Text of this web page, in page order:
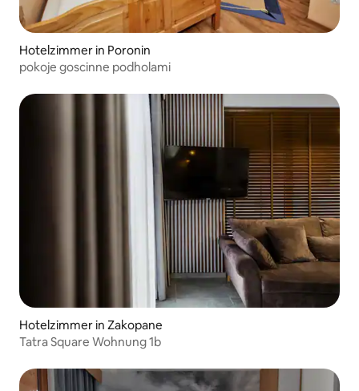
Hotelzimmer in Poronin
pokoje goscinne podholami
Hotelzimmer in Zakopane
Tatra Square Wohnung 1b